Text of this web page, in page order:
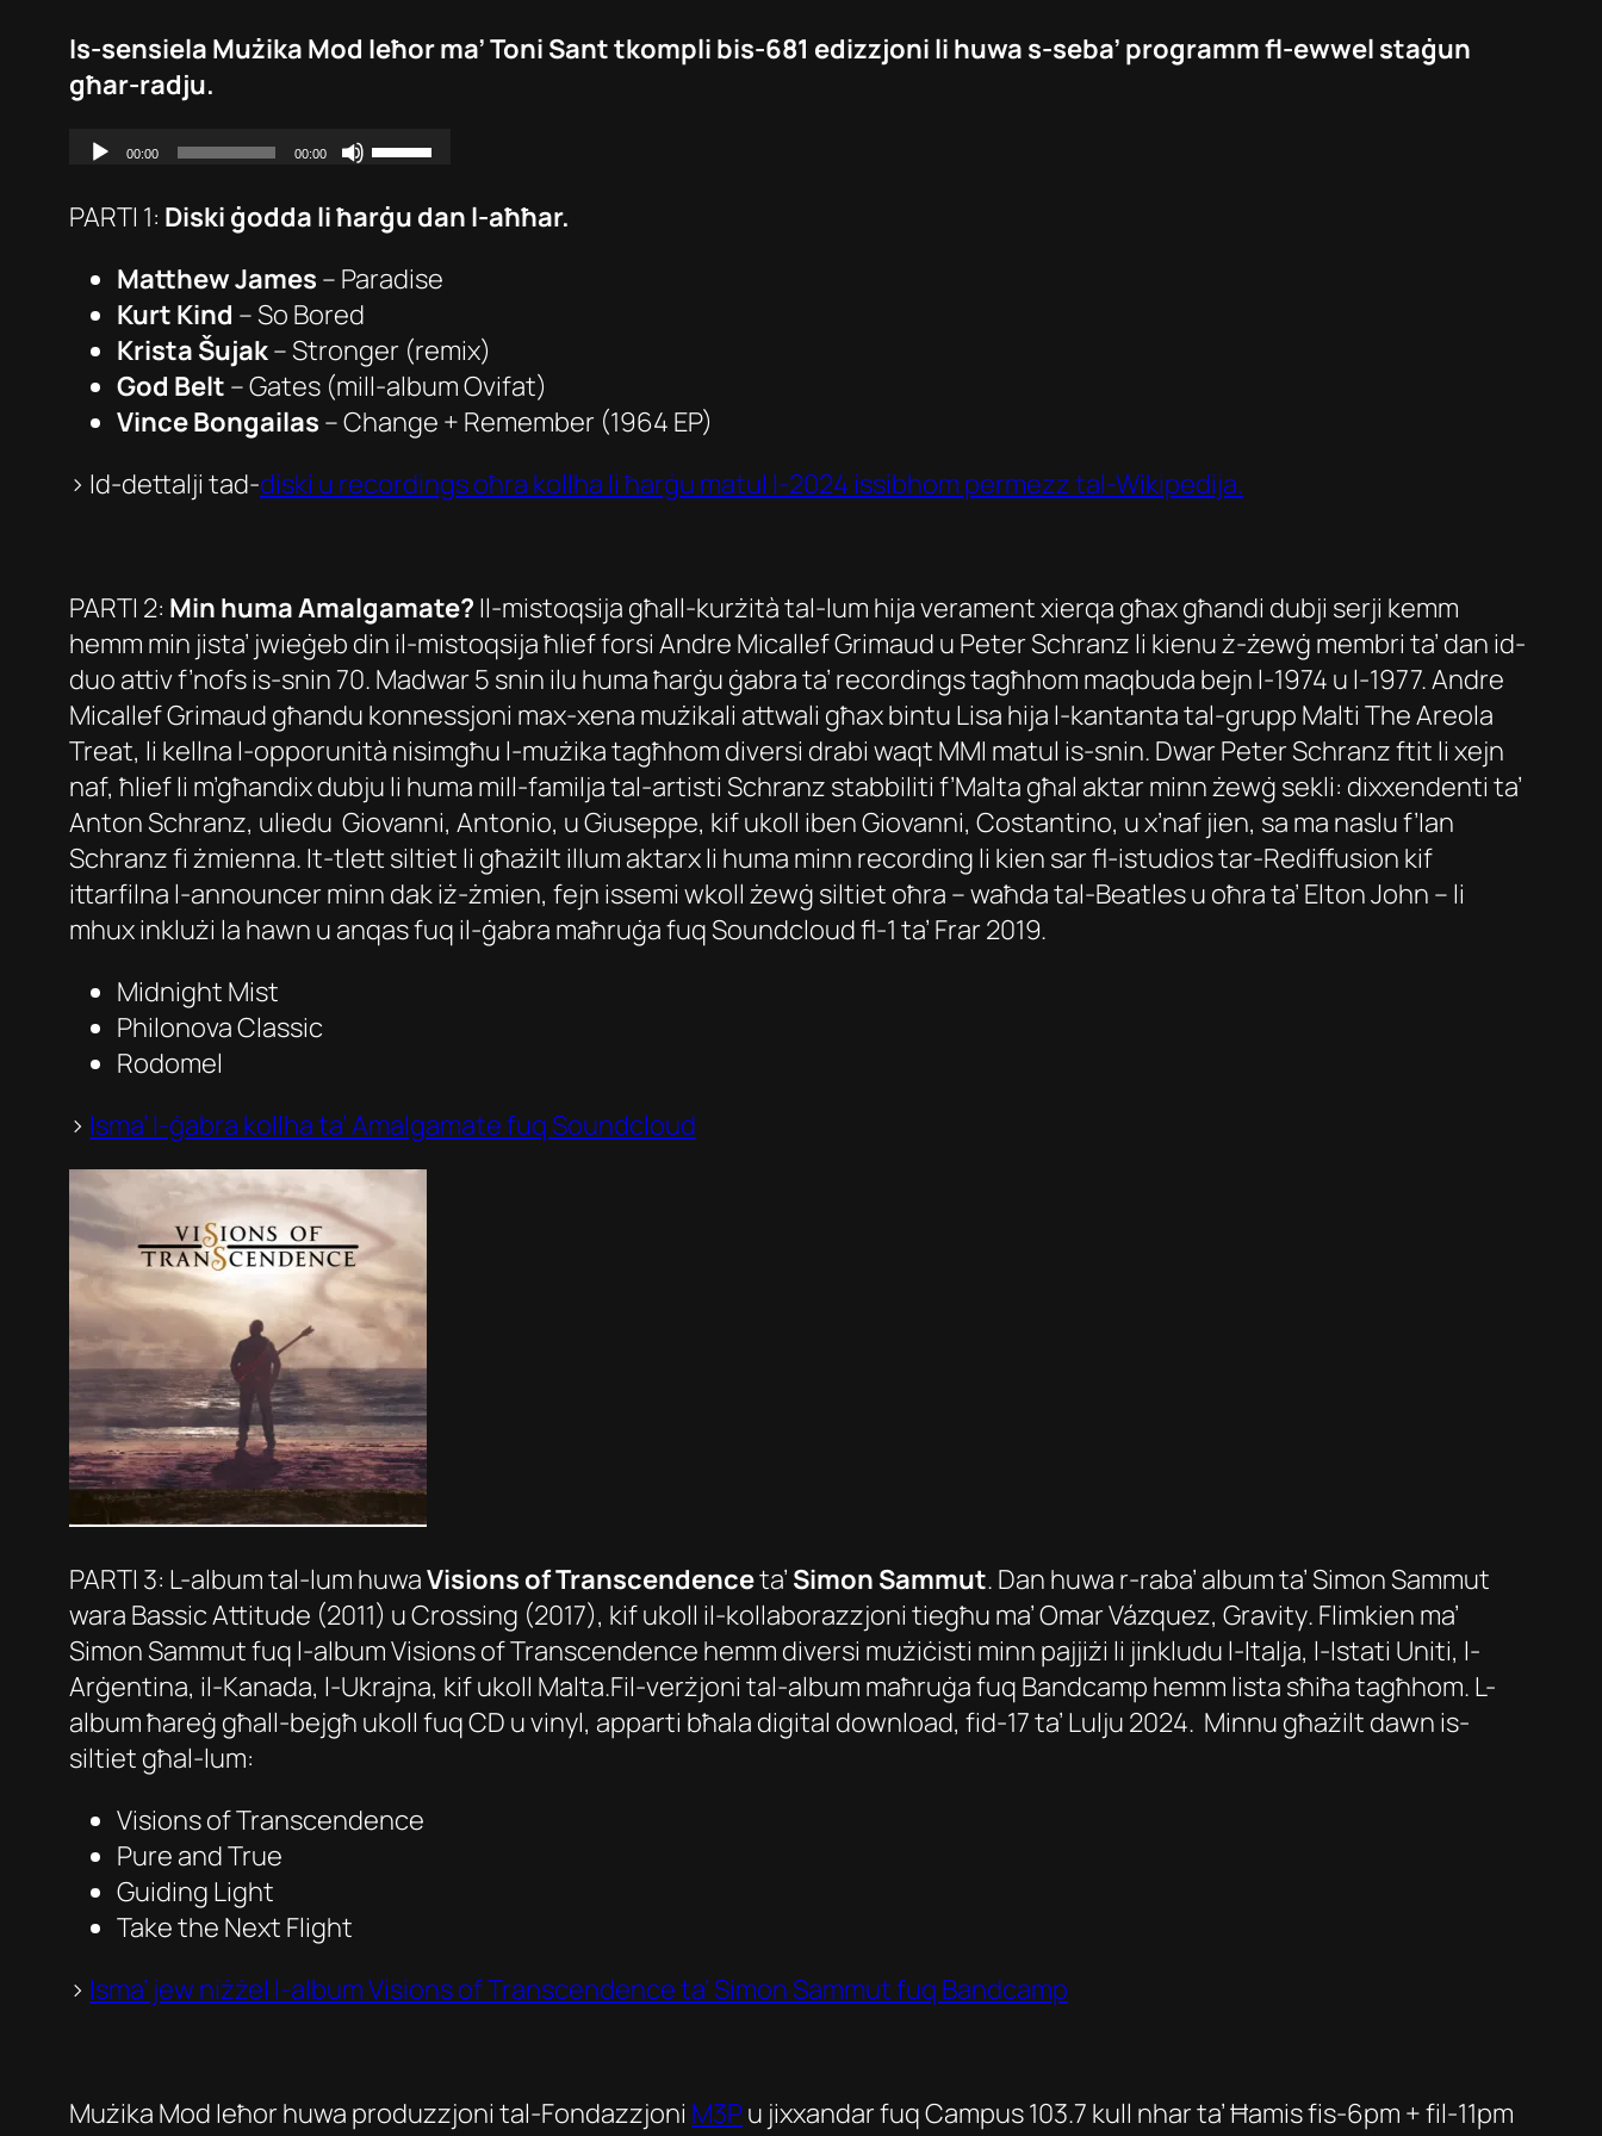
Is-sensiela Mużika Mod Ieħor ma’ Toni Sant tkompli bis-681 edizzjoni li huwa s-seba’ programm fl-ewwel staġun
għar-radju.
PARTI 1: Diski ġodda li ħarġu dan l-aħħar.
Matthew James – Paradise
Kurt Kind –So Bored
Krista Šujak–Stronger (remix)
God Belt –Gates (mill-album Ovifat)
Vince Bongailas –Change + Remember (1964 EP)
> Id-dettalji tad-diski u recordings oħra kollha li ħarġu matul l-2024 issibhom permezz tal-Wikipedija.
PARTI 2: Min huma Amalgamate? Il-mistoqsija għall-kurżità tal-lum hija verament xierqa għax għandi dubji serji kemm
hemm min jista’ jwieġeb din il-mistoqsija ħlief forsi Andre Micallef Grimaud u Peter Schranz li kienu ż-żewġ membri ta’ dan id-
duo attiv f’nofs is-snin 70. Madwar 5 snin ilu huma ħarġu ġabra ta’ recordings tagħhom maqbuda bejn l-1974 u l-1977. Andre
Micallef Grimaud għandu konnessjoni max-xena mużikali attwali għax bintu Lisa hija l-kantanta tal-grupp Malti The Areola
Treat, li kellna l-opporunità nisimgħu l-mużika tagħhom diversi drabi waqt MMI matul is-snin. Dwar Peter Schranz ftit li xejn
naf, ħlief li m’għandix dubju li huma mill-familja tal-artisti Schranz stabbiliti f’Malta għal aktar minn żewġ sekli: dixxendenti ta’
Anton Schranz, uliedu Giovanni, Antonio, u Giuseppe, kif ukoll iben Giovanni, Costantino, u x’naf jien, sa ma naslu f’Ian
Schranz fi żmienna. It-tlett siltiet li għażilt illum aktarx li huma minn recording li kien sar fl-istudios tar-Rediffusion kif
ittarfilna l-announcer minn dak iż-żmien, fejn issemi wkoll żewġ siltiet oħra – waħda tal-Beatles u oħra ta’ Elton John – li
mhux inklużi la hawn u anqas fuq il-ġabra maħruġa fuq Soundcloud fl-1 ta’ Frar 2019.
Midnight Mist
Philonova Classic
Rodomel
> Isma’ l-ġabra kollha ta’Amalgamatefuq Soundcloud
PARTI 3: L-album tal-lum huwaVisions of Transcendenceta’ Simon Sammut. Dan huwa r-raba’ album ta’ Simon Sammut
wara Bassic Attitude (2011) uCrossing (2017), kif ukoll il-kollaborazzjoni tiegħu ma’ Omar Vázquez, Gravity. Flimkien ma’
Simon Sammut fuq l-albumVisions of Transcendence hemm diversi mużiċisti minn pajjiżi li jinkludu l-Italja, l-Istati Uniti, l-
Arġentina, il-Kanada, l-Ukrajna, kif ukoll Malta.Fil-verżjoni tal-album maħruġa fuq Bandcamp hemm lista sħiħa tagħhom. L-
album ħareġ għall-bejgħ ukoll fuq CD u vinyl, apparti bħala digital download, fid-17 ta’ Lulju 2024. Minnu għażilt dawn is-
siltiet għal-lum:
Visions of Transcendence
Pure and True
Guiding Light
Take the Next Flight
> Isma’ jew niżżel l-albumVisions of Transcendenceta’ Simon Sammut fuq Bandcamp
Mużika Mod Ieħor huwa produzzjoni tal-Fondazzjoni M3Pu jixxandar fuq Campus 103.7 kull nhar ta’ Ħamis fis-6pm + fil-11pm